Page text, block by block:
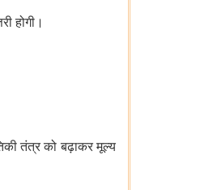
होगी।
तंत्र को बढ़ाकर मूल्य